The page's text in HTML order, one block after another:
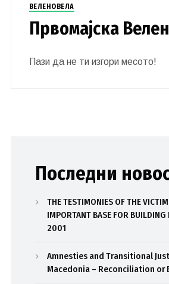
ВЕЛЕНОВЕЛА
Првомајска
Пази да не ти изгори месото!
Последни
THE TESTIMONIES OF THE
IMPORTANT BASE FOR BUILDING
2001
Amnesties and Transitional
Macedonia – Reconciliation or